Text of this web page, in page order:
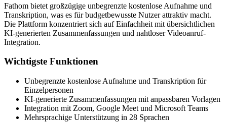
Fathom bietet großzügige unbegrenzte kostenlose Aufnahme und
Transkription, was es für budgetbewusste Nutzer attraktiv macht.
Die Plattform konzentriert sich auf Einfachheit mit übersichtlichen
KI-generierten Zusammenfassungen und nahtloser Videoanruf-
Integration.
Wichtigste Funktionen
Unbegrenzte kostenlose Aufnahme und Transkription für
Einzelpersonen
KI-generierte Zusammenfassungen mit anpassbaren Vorlagen
Integration mit Zoom, Google Meet und Microsoft Teams
Mehrsprachige Unterstützung in 28 Sprachen